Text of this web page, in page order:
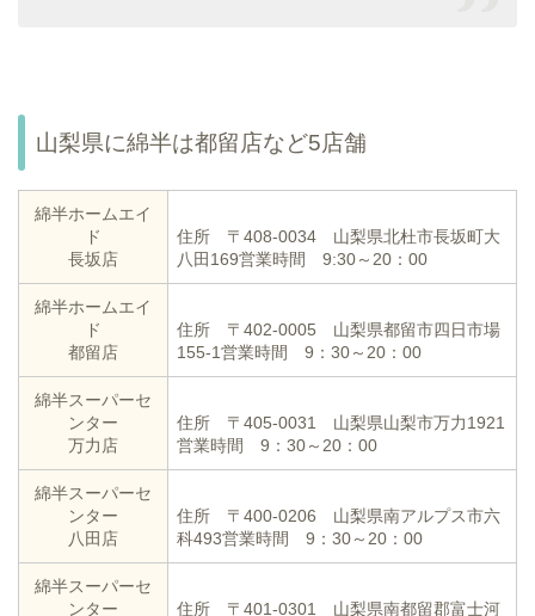
山梨県に綿半は都留店など5店舗
綿半ホームエイ
ド
長坂店
住所 〒408-0034 山梨県北杜市長坂町大
八田169営業時間 9:30～20：00
綿半ホームエイ
ド
都留店
住所 〒402-0005 山梨県都留市四日市場
155-1営業時間 9：30～20：00
綿半スーパーセ
ンター
万力店
住所 〒405-0031 山梨県山梨市万力1921
営業時間 9：30～20：00
綿半スーパーセ
ンター
八田店
住所 〒400-0206 山梨県南アルプス市六
科493営業時間 9：30～20：00
綿半スーパーセ
ンター
住所 〒401-0301 山梨県南都留郡富士河